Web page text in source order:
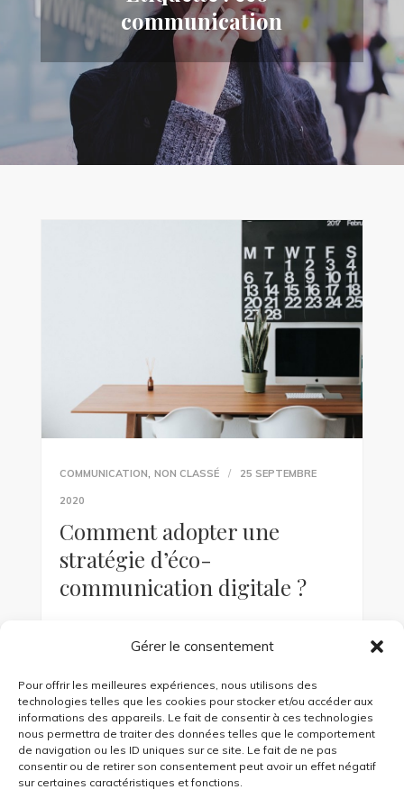
Gérer le consentement
Pour offrir les meilleures expériences, nous utilisons des
technologies telles que les cookies pour stocker et/ou accéder aux
informations des appareils. Le fait de consentir à ces technologies
nous permettra de traiter des données telles que le comportement
de navigation ou les ID uniques sur ce site. Le fait de ne pas
consentir ou de retirer son consentement peut avoir un effet négatif
sur certaines caractéristiques et fonctions.
communication
COMMUNICATION NON CLASSÉ 25 SEPTEMBRE
2020
Comment adopter une
stratégie d’éco-
communication digitale ?
l’impact de nos activités sur l’environnement.
aux conséquences écologiques de leurs achats.
[…]
KEEP READING